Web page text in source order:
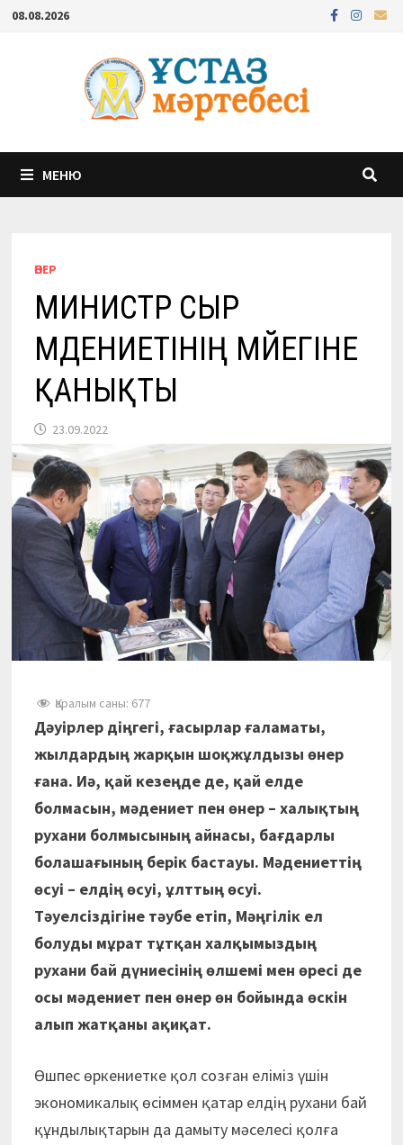
Перейти
содержимому
08.08.2026
МЕНЮ
ӨНЕР
МИНИСТР СЫР
МӘДЕНИЕТІНІҢ МӘЙЕГІНЕ
ҚАНЫҚТЫ
23.09.2022
Қаралым саны: 677
Дәуірлер діңгегі, ғасырлар ғаламаты,
жылдардың жарқын шоқжұлдызы өнер
ғана. Иә, қай кезеңде де, қай елде
болмасын, мәдениет пен өнер – халықтың
рухани болмысының айнасы, бағдарлы
болашағының берік бастауы. Мәдениеттің
өсуі – елдің өсуі, ұлттың өсуі.
Тәуелсіздігіне тәубе етіп, Мәңгілік ел
болуды мұрат тұтқан халқымыздың
рухани бай дүниесінің өлшемі мен өресі де
осы мәдениет пен өнер өн бойында өскін
алып жатқаны ақиқат.
Өшпес өркениетке қол созған еліміз үшін
экономикалық өсіммен қатар елдің рухани бай
құндылықтарын да дамыту мәселесі қолға